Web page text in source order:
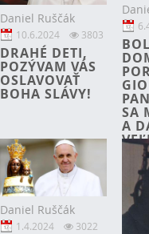
Daniel Ruščák
10.6.2024 3803
DRAHÉ DETI,
POZÝVAM VÁS
OSLAVOVAŤ
BOHA SLÁVY!
SA
A
Daniel Ruščák
1.4.2024 3022